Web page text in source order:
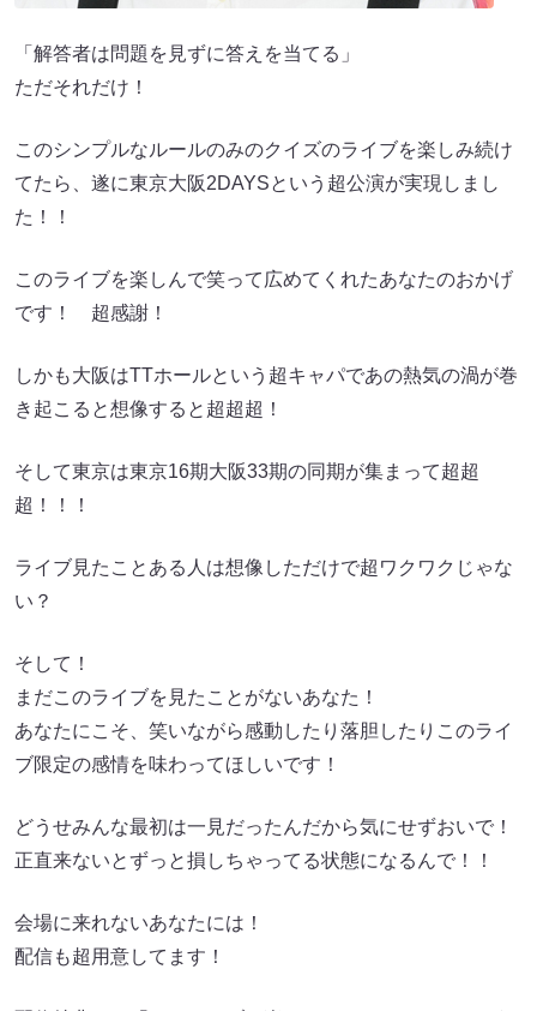
「解答者は問題を見ずに答えを当てる」
ただそれだけ！
このシンプルなルールのみのクイズのライブを楽しみ続け
てたら、遂に東京大阪2DAYSという超公演が実現しまし
た！！
このライブを楽しんで笑って広めてくれたあなたのおかげ
です！ 超感謝！
しかも大阪はTTホールという超キャパであの熱気の渦が巻
き起こると想像すると超超超！
そして東京は東京16期大阪33期の同期が集まって超超
超！！！
ライブ見たことある人は想像しただけで超ワクワクじゃな
い？
そして！
まだこのライブを見たことがないあなた！
あなたにこそ、笑いながら感動したり落胆したりこのライ
ブ限定の感情を味わってほしいです！
どうせみんな最初は一見だったんだから気にせずおいで！
正直来ないとずっと損しちゃってる状態になるんで！！
会場に来れないあなたには！
配信も超用意してます！